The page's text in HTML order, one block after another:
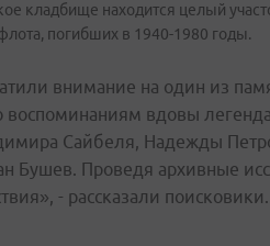
кладбище находится целый
погибших в 1940-1980 годы.
внимание на один из
вдовы
Сайбеля, Надежды
Бушев. Проведя архивные
- рассказали поисковики.